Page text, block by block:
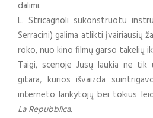
dalimi.
L. Stricagnoli sukonstruotu
Serracini) galima atlikti įvairiausių
roko, nuo kino filmų garso takelių
Taigi, scenoje Jūsų laukia ne
gitara, kurios išvaizda
interneto lankytojų bei tokius
La Repubblica.